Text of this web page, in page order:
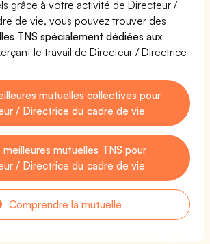
grâce à votre activité de Directeur /
de vie, vous pouvez trouver des
TNS spécialement dédiées aux
le travail de Directeur / Directrice
mutuelles collectives pour
/ Directrice du cadre de vie
meilleures mutuelles TNS pour
/ Directrice du cadre de vie
Comprendre la mutuelle